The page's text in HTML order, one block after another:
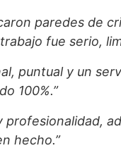
paredes de
fue serio,
puntual y un
100%.”
profesionalidad,
hecho.”